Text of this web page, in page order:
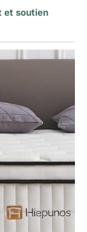
et soutien